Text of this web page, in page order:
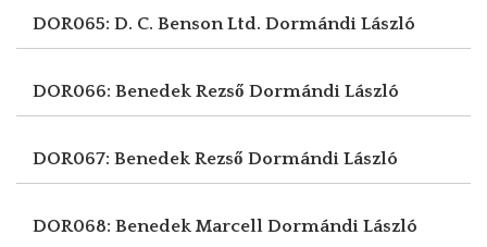
DOR065: D. C. Benson Ltd. Dormándi László
DOR066: Benedek Rezső Dormándi László
DOR067: Benedek Rezső Dormándi László
DOR068: Benedek Marcell Dormándi László